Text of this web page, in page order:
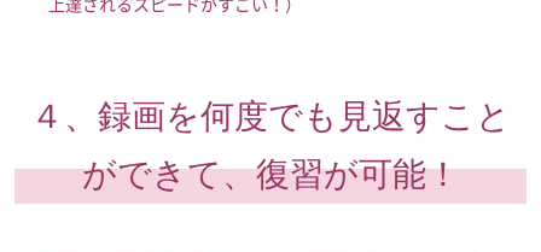
４、録画を何度でも見返すこと
ができて、復習が可能！